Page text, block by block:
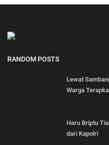
RANDOM POSTS
Lewat
Warga
Haru Briptu
dari Kapolri